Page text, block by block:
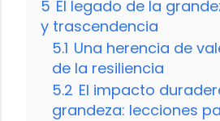
5 El legado de la
y trascendencia
5.1 Una herencia de
de la resiliencia
5.2 El impacto
grandeza: lecciones